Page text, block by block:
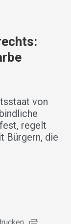
von
regelt
Bürgern, die